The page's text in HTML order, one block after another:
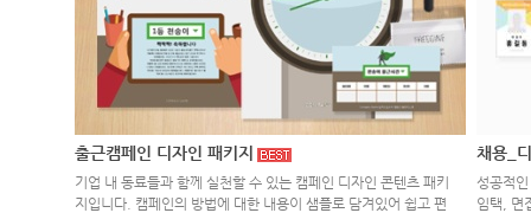
출근캠페인 디자인 패키지
기업 내 동료들과 함께 실천할 수 있는 캠페인 디자인 콘텐츠 패키
지입니다. 캠페인의 방법에 대한 내용이 샘플로 담겨있어 쉽고 편
채용_
성공적
임택, 면